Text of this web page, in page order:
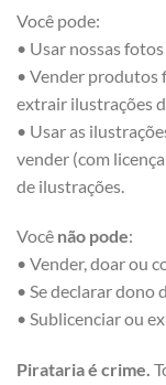
Você pode:
• Usar nossas
• Vender produtos
extrair ilustrações
• Usar as
vender (com
de ilustrações.
Você não pode:
• Vender, doar ou
• Se declarar dono
• Sublicenciar ou
Pirataria é crime.